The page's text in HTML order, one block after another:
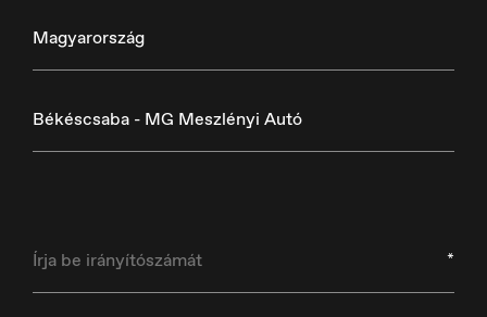
Dansk
Magyarország
Békéscsaba - MG Meszlényi Autó
*